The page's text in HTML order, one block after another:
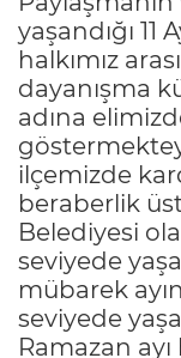
yaşandığı 11
halkımız
dayanışma
adına
ilçemizde
beraberlik
Belediyesi
seviyede
mübarek
seviyede
Ramazan